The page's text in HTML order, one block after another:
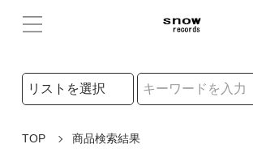
検索リストの選択
TOP 商品検索結果